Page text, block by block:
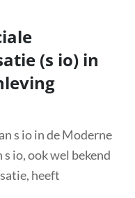
(s io) in
s io in de Moderne
io, ook wel bekend
heeft